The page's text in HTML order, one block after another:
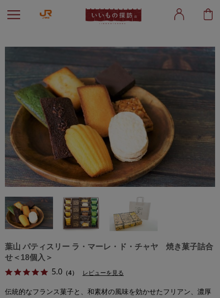
葉山 パティスリー ラ・マーレ・ド・チャヤ 焼き菓子詰合
せ＜18個入＞
5.0 （4） レビューを見る
伝統的なフランス菓子と、和素材の風味を効かせたフリアン、濃厚